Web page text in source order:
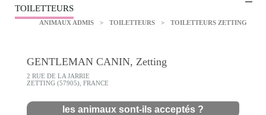
TOILETTEURS
ANIMAUX ADMIS > TOILETTEURS > TOILETTEURS ZETTING
GENTLEMAN CANIN, Zetting
2 RUE DE LA JARRIE
ZETTING (57905), FRANCE
les animaux sont-ils acceptés ?